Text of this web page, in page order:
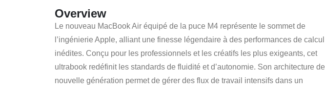
Overview
Le nouveau MacBook Air équipé de la puce M4 représente le sommet de
l’ingénierie Apple, alliant une finesse légendaire à des performances de calcul
inédites. Conçu pour les professionnels et les créatifs les plus exigeants, cet
ultrabook redéfinit les standards de fluidité et d’autonomie. Son architecture de
nouvelle génération permet de gérer des flux de travail intensifs dans un